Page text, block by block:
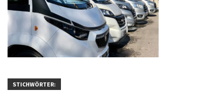
STICHWÖRTER: